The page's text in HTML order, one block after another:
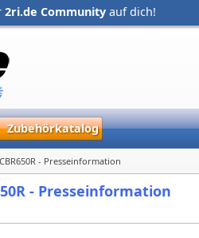
2ri.de Community auf dich!
Zubehörkatalog
- Presseinformation
- Presseinformation